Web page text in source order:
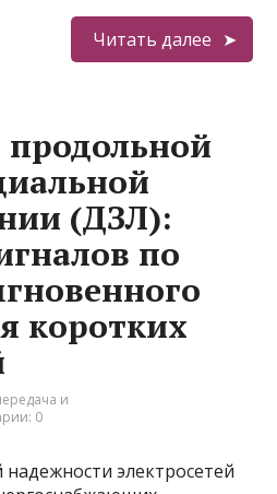
Читать далее
продольной
(ДЗЛ):
по
коротких
и
0
электросетей